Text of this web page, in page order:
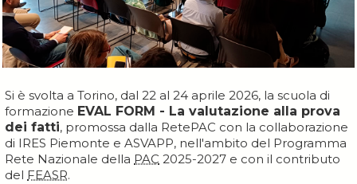
Si è svolta a Torino, dal 22 al 24 aprile 2026, la scuola di
formazione EVAL FORM - La valutazione alla prova
dei fatti, promossa dalla RetePAC con la collaborazione
di IRES Piemonte e ASVAPP, nell'ambito del Programma
Rete Nazionale della PAC 2025-2027 e con il contributo
del FEASR.